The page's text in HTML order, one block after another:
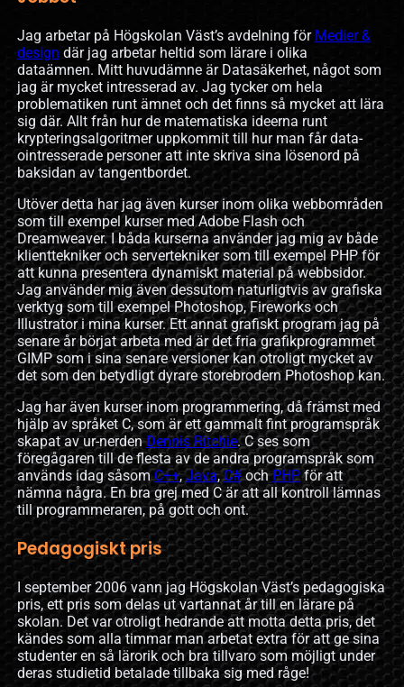
Jag arbetar på Högskolan Väst’s avdelning för Medier &
design där jag arbetar heltid som lärare i olika
dataämnen. Mitt huvudämne är Datasäkerhet, något som
jag är mycket intresserad av. Jag tycker om hela
problematiken runt ämnet och det finns så mycket att lära
sig där. Allt från hur de matematiska ideerna runt
krypteringsalgoritmer uppkommit till hur man får data-
ointresserade personer att inte skriva sina lösenord på
baksidan av tangentbordet.
Utöver detta har jag även kurser inom olika webbområden
som till exempel kurser med Adobe Flash och
Dreamweaver. I båda kurserna använder jag mig av både
klienttekniker och servertekniker som till exempel PHP för
att kunna presentera dynamiskt material på webbsidor.
Jag använder mig även dessutom naturligtvis av grafiska
verktyg som till exempel Photoshop, Fireworks och
Illustrator i mina kurser. Ett annat grafiskt program jag på
senare år börjat arbeta med är det fria grafikprogrammet
GIMP som i sina senare versioner kan otroligt mycket av
det som den betydligt dyrare storebrodern Photoshop kan.
Jag har även kurser inom programmering, då främst med
hjälp av språket C, som är ett gammalt fint programspråk
skapat av ur-nerdenDennis Ritchie. C ses som
föregågaren till de flesta av de andra programspråk som
används idag såsomC++,Java,C#ochPHPför att
nämna några. En bra grej med C är att all kontroll lämnas
till programmeraren, på gott och ont.
Pedagogiskt pris
I september 2006 vann jag Högskolan Väst’s pedagogiska
pris, ett pris som delas ut vartannat år till en lärare på
skolan. Det var otroligt hedrande att motta detta pris, det
kändes som alla timmar man arbetat extra för att ge sina
studenter en så lärorik och bra tillvaro som möjligt under
deras studietid betalade tillbaka sig med råge!